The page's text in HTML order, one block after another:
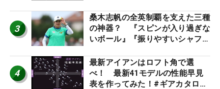
3
桑木志帆の全英制覇を支えた三種
の神器？ 『スピンが入り過ぎな
いボール』『振りやすいシャフ
ー』 #女子プロセッティング
4
最新アイアンはロフト角で選
べ！ 最新41モデルの性能早見
表を作ってみた！#ギアカタログ